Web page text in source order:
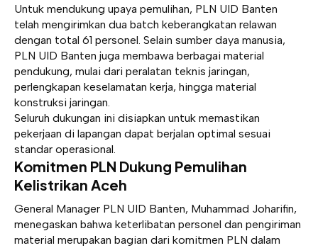
Untuk mendukung upaya pemulihan, PLN UID Banten
telah mengirimkan dua batch keberangkatan relawan
dengan total 61 personel. Selain sumber daya manusia,
PLN UID Banten juga membawa berbagai material
pendukung, mulai dari peralatan teknis jaringan,
perlengkapan keselamatan kerja, hingga material
konstruksi jaringan.
Seluruh dukungan ini disiapkan untuk memastikan
pekerjaan di lapangan dapat berjalan optimal sesuai
standar operasional.
Komitmen PLN Dukung Pemulihan
Kelistrikan Aceh
General Manager PLN UID Banten, Muhammad Joharifin,
menegaskan bahwa keterlibatan personel dan pengiriman
material merupakan bagian dari komitmen PLN dalam